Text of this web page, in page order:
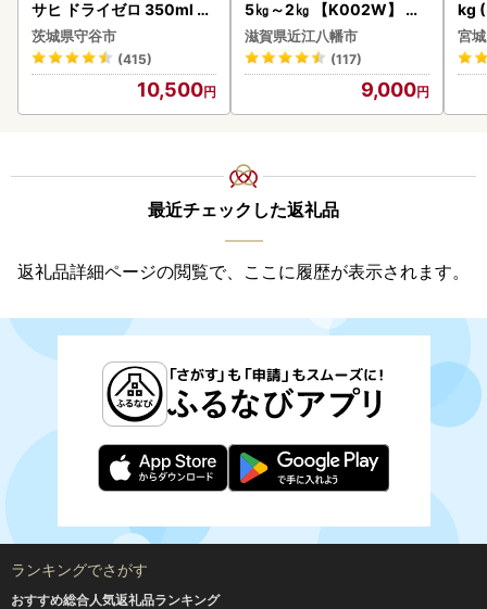
サヒ ドライゼロ 350ml 24
本 ノンアル ビール asashi
守谷市
茨城県守谷市
(415)
10,500
5㎏～2㎏ 【K002W】 野
菜 旬 新鮮
滋賀県近江八幡市
(117)
9,000
kg
宮
最近チェックした返礼品
返礼品詳細ページの閲覧で、ここに履歴が表示されます。
ランキングでさがす
おすすめ総合人気返礼品ランキング